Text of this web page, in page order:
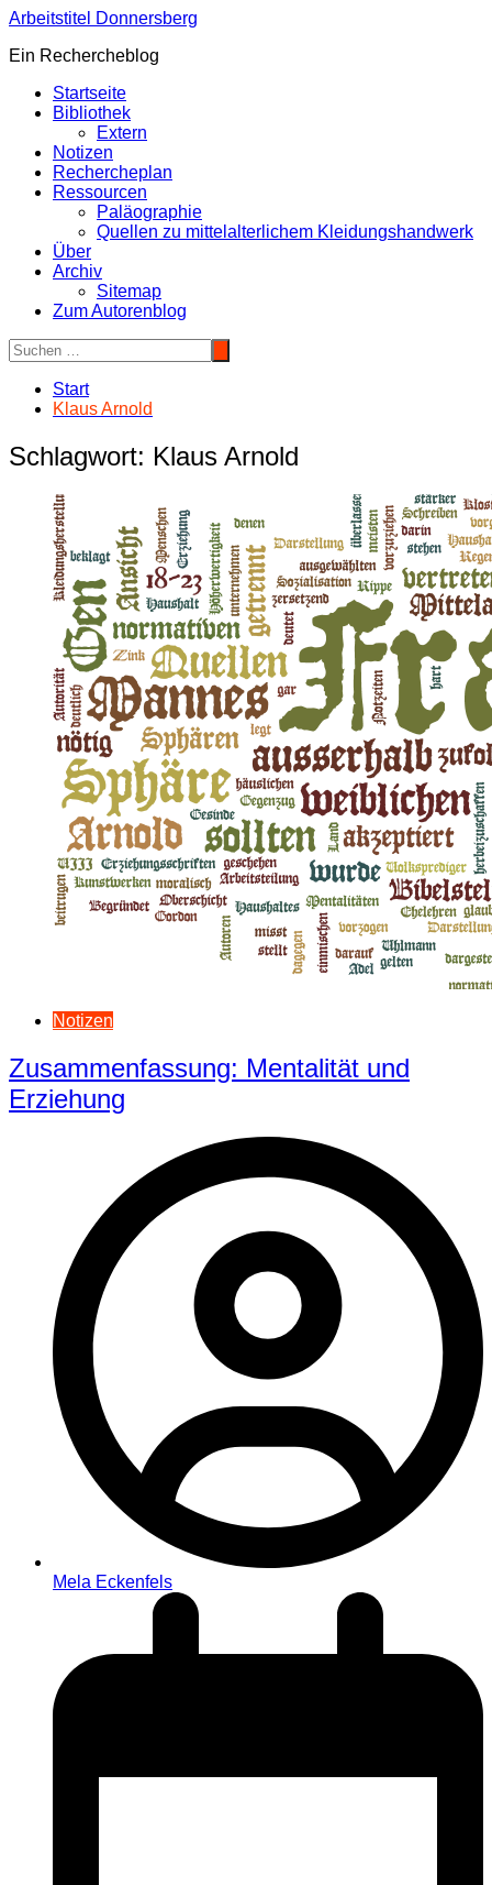
Zum
springen
Arbeitstitel Donnersberg
Ein Rechercheblog
Startseite
Bibliothek
Extern
Notizen
Rechercheplan
Ressourcen
Paläographie
Quellen zu mittelalterlichem Kleidungshandwerk
Über
Archiv
Sitemap
Zum Autorenblog
Start
Klaus Arnold
Schlagwort: Klaus Arnold
Notizen
Zusammenfassung: Mentalität und
Erziehung
Mela Eckenfels